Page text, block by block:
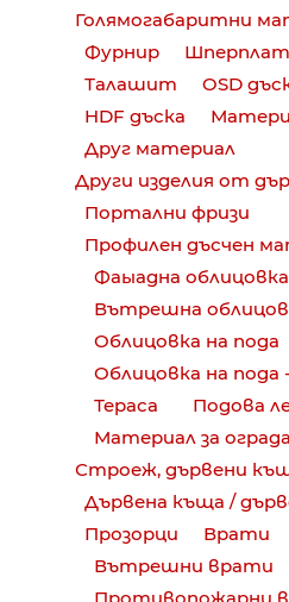
Голямогабаритни
Фурнир
Шперплат
Талашит
OSD
HDF дъска
Друг материал
Други изделия от
Портални фризи
Профилен дъсчен
Фаыадна облицовка
Вътрешна
Облицовка на пода
Облицовка на пода
Тераса
Подова
Материал за ограда
Строеж, дървени
Дървена къща /
Прозорци
Врати
Вътрешни врати